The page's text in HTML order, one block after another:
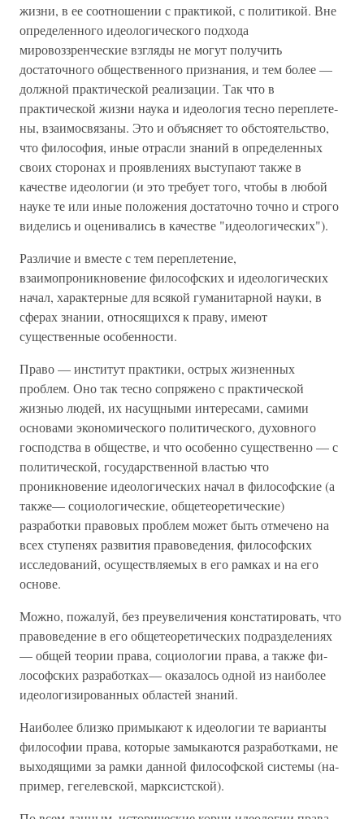
жизни, в ее соотношении с практикой, с политикой. Вне
опреде­ленного идеологического подхода
мировоззренческие взгляды не могут получить
достаточного общественного признания, и тем более —
должной практической реализации. Так что в
практической жизни наука и идеология тесно переплете­
ны, взаимосвязаны. Это и объясняет то обстоятельство,
что философия, иные отрасли знаний в определенных
своих сторонах и проявлениях выступают также в
качестве идео­логии (и это требует того, чтобы в любой
науке те или иные положения достаточно точно и строго
виделись и оценива­лись в качестве "идеологических").
Различие и вместе с тем переплетение,
взаимопроникновение философских и идеологических
начал, характерные для всякой гуманитарной науки, в
сферах знании, относящихся к праву, имеют
существенные особенности.
Право — институт практики, острых жизненных
проблем. Оно так тесно сопряжено с практической
жизнью людей, их насущными интересами, самими
основами экономического политического, духовного
господства в обществе, и что особен­но существенно — с
политической, государственной властью что
проникновение идеологических начал в философские (а
также— социологические, общетеоретические)
разработки правовых проблем может быть отмечено на
всех ступенях развития правоведения, философских
исследований, осуще­ствляемых в его рамках и на его
основе.
Можно, пожалуй, без преувеличения констатировать, что
правоведение в его общетеоретических подразделени­ях
— общей теории права, социологии права, а также фи­
лософских разработках— оказалось одной из наиболее
идеологизированных областей знаний.
Наиболее близко примыкают к идеологии те варианты
философии права, которые замыкаются разработками, не
выходящими за рамки данной философской системы (на­
пример, гегелевской, марксистской).